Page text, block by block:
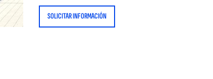
SOLICITAR INFORMACIÓN